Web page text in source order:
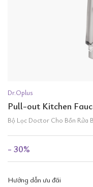
Dr.Oplus
Pull-out Kitchen
Bộ Lọc Doctor Cho Bồn Rửa
- 30%
Hướng dẫn ưu đãi